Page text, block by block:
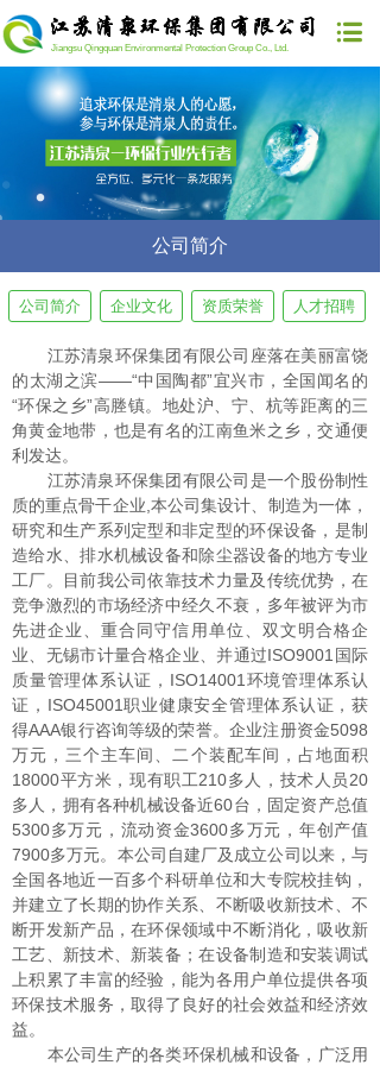
公司简介
公司简介 企业文化 资质荣誉 人才招聘
江苏清泉环保集团有限公司座落在美丽富饶
的太湖之滨——“中国陶都”宜兴市，全国闻名的
“环保之乡”高塍镇。地处沪、宁、杭等距离的三
角黄金地带，也是有名的江南鱼米之乡，交通便
利发达。
江苏清泉环保集团有限公司是一个股份制性
质的重点骨干企业,本公司集设计、制造为一体，
研究和生产系列定型和非定型的环保设备，是制
造给水、排水机械设备和除尘器设备的地方专业
工厂。目前我公司依靠技术力量及传统优势，在
竞争激烈的市场经济中经久不衰，多年被评为市
先进企业、重合同守信用单位、双文明合格企
业、无锡市计量合格企业、并通过ISO9001国际
质量管理体系认证，ISO14001环境管理体系认
证，ISO45001职业健康安全管理体系认证，获
得AAA银行咨询等级的荣誉。企业注册资金5098
万元，三个主车间、二个装配车间，占地面积
18000平方米，现有职工210多人，技术人员20
多人，拥有各种机械设备近60台，固定资产总值
5300多万元，流动资金3600多万元，年创产值
7900多万元。本公司自建厂及成立公司以来，与
全国各地近一百多个科研单位和大专院校挂钩，
并建立了长期的协作关系、不断吸收新技术、不
断开发新产品，在环保领域中不断消化，吸收新
工艺、新技术、新装备；在设备制造和安装调试
上积累了丰富的经验，能为各用户单位提供各项
环保技术服务，取得了良好的社会效益和经济效
益。
本公司生产的各类环保机械和设备，广泛用
Jiangsu Qingquan Environmental Protection Group Co., Ltd.